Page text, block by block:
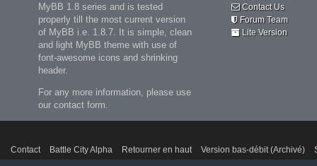
MyBB 1.8 series and is tested
properly till the most current version
of MyBB i.e. 1.8.7. It is simple, clean
and light MyBB theme with use of
font-awesome icons and shrinking
header.
For any more information, please use
our contact form.
Contact Us
Forum Team
Lite Version
Contact Battle City Alpha Retourner en haut Version bas-débit (Archivé)